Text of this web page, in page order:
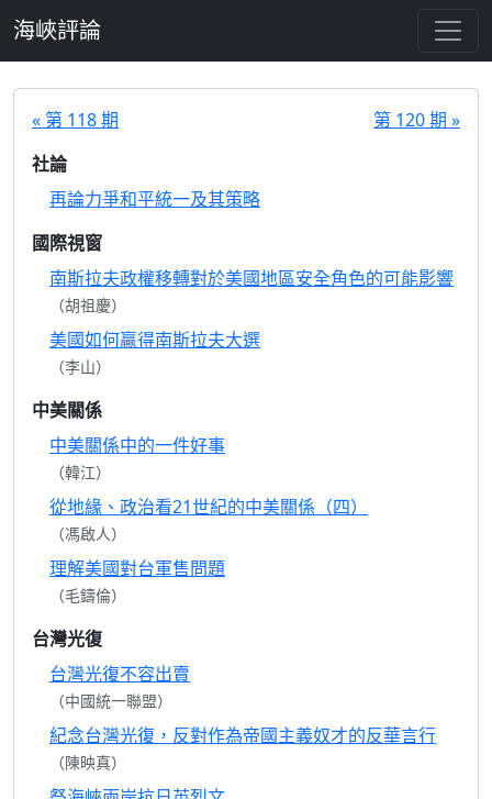
海峽評論
« 第 118 期
第 120 期 »
社論
再論力爭和平統一及其策略
國際視窗
南斯拉夫政權移轉對於美國地區安全角色的可能影響
（胡祖慶）
美國如何贏得南斯拉夫大選
（李山）
中美關係
中美關係中的一件好事
（韓江）
從地緣、政治看21世紀的中美關係（四）
（馮啟人）
理解美國對台軍售問題
（毛鑄倫）
台灣光復
台灣光復不容出賣
（中國統一聯盟）
紀念台灣光復，反對作為帝國主義奴才的反華言行
（陳映真）